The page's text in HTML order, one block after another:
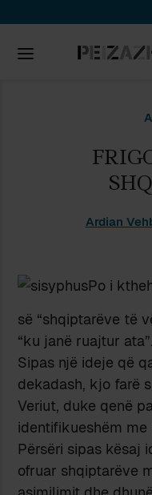
Ardian
Po i
së “shqiptarëve të
“ku janë ruajtur ata”.
Sipas një ideje që
dekadash, kjo farë
Veriut, duke qenë
identifikueshëm me
Përsëri sipas kësaj
ofruar shqiptarëve